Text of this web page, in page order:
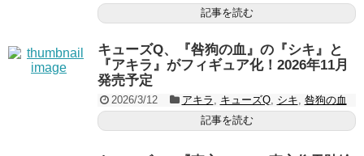
記事を読む
キューズQ、『咎狗の血』の『シキ』と
『アキラ』がフィギュア化！2026年11月
発売予定
2026/3/12 アキラ , キューズQ, シキ, 咎狗の血
記事を読む